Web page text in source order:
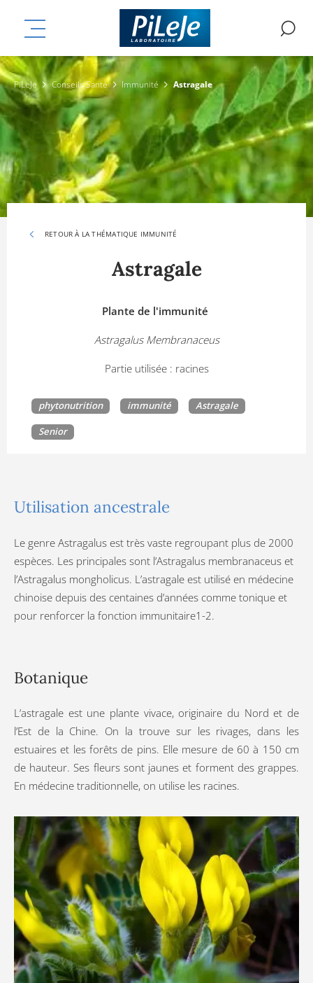
principal
MENU
PiLeJe Conseils Santé Immunité Astragale
RETOUR À LA THÉMATIQUE IMMUNITÉ
Astragale
Plante de l'immunité
Astragalus Membranaceus
Partie utilisée : racines
phytonutrition immunité Astragale
Senior
Utilisation ancestrale
Le genre Astragalus est très vaste regroupant plus de 2000
espèces. Les principales sont l’Astragalus membranaceus et
l’Astragalus mongholicus. L’astragale est utilisé en médecine
chinoise depuis des centaines d’années comme tonique et
pour renforcer la fonction immunitaire1-2.
Botanique
L’astragale est une plante vivace, originaire du Nord et de
l’Est de la Chine. On la trouve sur les rivages, dans les
estuaires et les forêts de pins. Elle mesure de 60 à 150 cm
de hauteur. Ses fleurs sont jaunes et forment des grappes.
En médecine traditionnelle, on utilise les racines.